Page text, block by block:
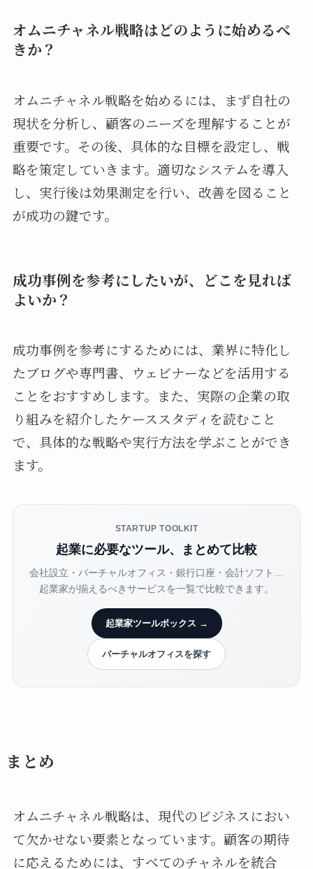
オムニチャネル戦略はどのように始めるべ
きか？
オムニチャネル戦略を始めるには、まず自社の
現状を分析し、顧客のニーズを理解することが
重要です。その後、具体的な目標を設定し、戦
略を策定していきます。適切なシステムを導入
し、実行後は効果測定を行い、改善を図ること
が成功の鍵です。
成功事例を参考にしたいが、どこを見れば
よいか？
成功事例を参考にするためには、業界に特化し
たブログや専門書、ウェビナーなどを活用する
ことをおすすめします。また、実際の企業の取
り組みを紹介したケーススタディを読むこと
で、具体的な戦略や実行方法を学ぶことができ
ます。
STARTUP TOOLKIT
起業に必要なツール、まとめて比較
会社設立・バーチャルオフィス・銀行口座・会計ソフト…
起業家が揃えるべきサービスを一覧で比較できます。
起業家ツールボックス →
バーチャルオフィスを探す
まとめ
オムニチャネル戦略は、現代のビジネスにおい
て欠かせない要素となっています。顧客の期待
に応えるためには、すべてのチャネルを統合